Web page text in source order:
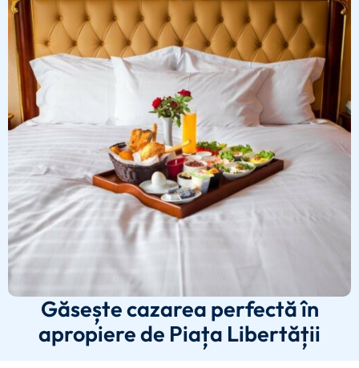
Găsește cazarea perfectă în
apropiere de Piața Libertății